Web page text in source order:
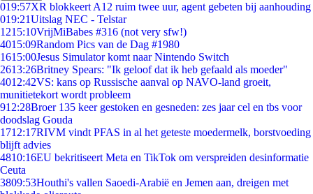
019:57XR blokkeert A12 ruim twee uur, agent gebeten bij aanhouding
019:21Uitslag NEC - Telstar
1215:10VrijMiBabes #316 (not very sfw!)
4015:09Random Pics van de Dag #1980
1615:00Jesus Simulator komt naar Nintendo Switch
2613:26Britney Spears: "Ik geloof dat ik heb gefaald als moeder"
4012:42VS: kans op Russische aanval op NAVO-land groeit,
munitietekort wordt probleem
912:28Broer 135 keer gestoken en gesneden: zes jaar cel en tbs voor
doodslag Gouda
1712:17RIVM vindt PFAS in al het geteste moedermelk, borstvoeding
blijft advies
4810:16EU bekritiseert Meta en TikTok om verspreiden desinformatie
Ceuta
3809:53Houthi's vallen Saoedi-Arabië en Jemen aan, dreigen met